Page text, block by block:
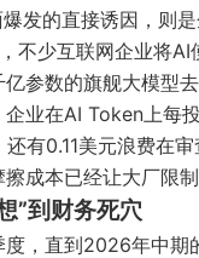
发的直接诱因，则
不少互联网企业将
参数的旗舰大模型
业在AI Token上每
有0.11美元浪费在
成本已经让大厂限
”到财务死穴
，直到2026年中